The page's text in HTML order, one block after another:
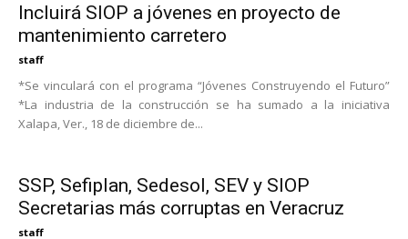
Incluirá SIOP a jóvenes en proyecto de
mantenimiento carretero
staff
*Se vinculará con el programa “Jóvenes Construyendo el Futuro”
*La industria de la construcción se ha sumado a la iniciativa
Xalapa, Ver., 18 de diciembre de...
SSP, Sefiplan, Sedesol, SEV y SIOP
Secretarias más corruptas en Veracruz
staff